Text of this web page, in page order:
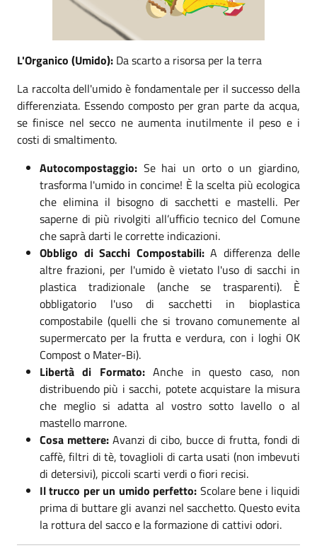
L'Organico (Umido): Da scarto a risorsa per la terra
La raccolta dell'umido è fondamentale per il successo della
differenziata. Essendo composto per gran parte da acqua,
se finisce nel secco ne aumenta inutilmente il peso e i
costi di smaltimento.
Autocompostaggio: Se hai un orto o un giardino,
trasforma l'umido in concime! È la scelta più ecologica
che elimina il bisogno di sacchetti e mastelli. Per
saperne di più rivolgiti all’ufficio tecnico del Comune
che saprà darti le corrette indicazioni.
Obbligo di Sacchi Compostabili: A differenza delle
altre frazioni, per l'umido è vietato l'uso di sacchi in
plastica tradizionale (anche se trasparenti). È
obbligatorio l'uso di sacchetti in bioplastica
compostabile (quelli che si trovano comunemente al
supermercato per la frutta e verdura, con i loghi OK
Compost o Mater-Bi).
Libertà di Formato:Anche in questo caso, non
distribuendo più i sacchi, potete acquistare la misura
che meglio si adatta al vostro sotto lavello o al
mastello marrone.
Cosa mettere: Avanzi di cibo, bucce di frutta, fondi di
caffè, filtri di tè, tovaglioli di carta usati (non imbevuti
di detersivi), piccoli scarti verdi o fiori recisi.
Il trucco per un umido perfetto: Scolare bene i liquidi
prima di buttare gli avanzi nel sacchetto. Questo evita
la rottura del sacco e la formazione di cattivi odori.